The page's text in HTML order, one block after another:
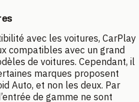
avec les voitures, CarPlay
compatibles avec un grand
de voitures. Cependant, il
marques proposent
Auto, et non les deux. Par
de gamme ne sont